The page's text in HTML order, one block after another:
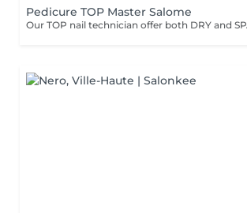
Pedicure TOP Master Salome